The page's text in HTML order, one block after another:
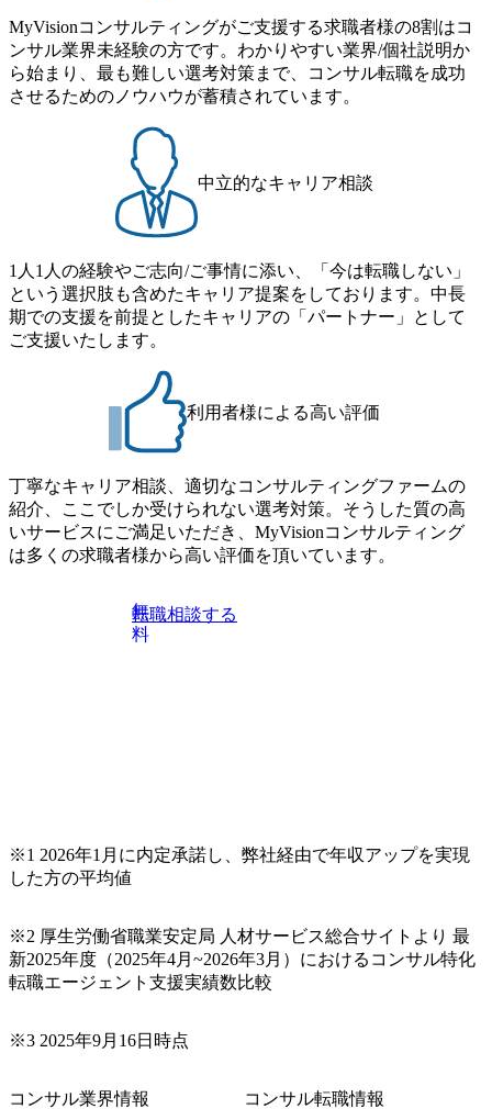
MyVisionコンサルティングがご支援する求職者様の8割はコ
ンサル業界未経験の方です。わかりやすい業界/個社説明か
ら始まり、最も難しい選考対策まで、コンサル転職を成功
させるためのノウハウが蓄積されています。
中立的なキャリア相談
1人1人の経験やご志向/ご事情に添い、「今は転職しない」
という選択肢も含めたキャリア提案をしております。中長
期での支援を前提としたキャリアの「パートナー」として
ご支援いたします。
利用者様による高い評価
丁寧なキャリア相談、適切なコンサルティングファームの
紹介、ここでしか受けられない選考対策。そうした質の高
いサービスにご満足いただき、MyVisionコンサルティング
は多くの求職者様から高い評価を頂いています。
無
料
転職相談する
※1 2026年1月に内定承諾し、弊社経由で年収アップを実現
した方の平均値
※2 厚生労働省職業安定局 人材サービス総合サイトより 最
新2025年度（2025年4月~2026年3月）におけるコンサル特化
転職エージェント支援実績数比較
※3 2025年9月16日時点
コンサル業界情報 コンサル転職情報